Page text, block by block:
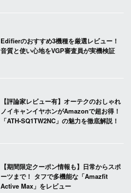
Edifierのおすすめ3機種を厳選レビュー！
音質と使い心地をVGP審査員が実機検証
【評論家レビュー有】オーテクのおしゃれ
ノイキャンイヤホンがAmazonで超お得！
「ATH-SQ1TW2NC」の魅力を徹底解説！
【期間限定クーポン情報も】日常からスポ
ーツまで！ タフで多機能な「Amazfit
Active Max」をレビュー